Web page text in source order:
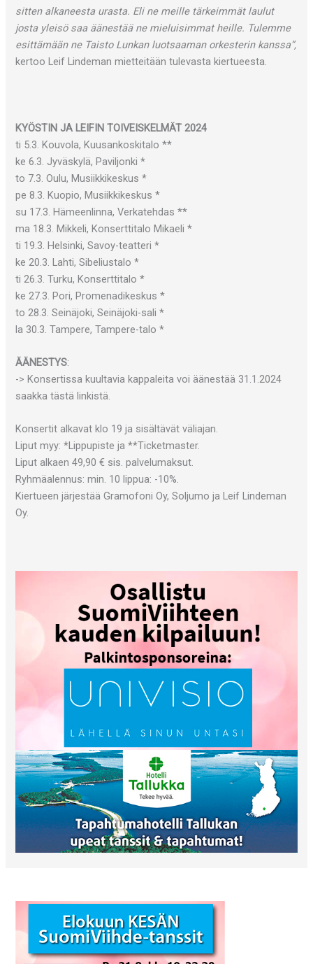
sitten alkaneesta urasta. Eli ne meille tärkeimmät laulut
josta yleisö saa äänestää ne mieluisimmat heille. Tulemme
esittämään ne Taisto Lunkan luotsaaman orkesterin kanssa”,
kertoo Leif Lindeman mietteitään tulevasta kiertueesta.
KYÖSTIN JA LEIFIN TOIVEISKELMÄT 2024
ti 5.3. Kouvola, Kuusankoskitalo **
ke 6.3. Jyväskylä, Paviljonki *
to 7.3. Oulu, Musiikkikeskus *
pe 8.3. Kuopio, Musiikkikeskus *
su 17.3. Hämeenlinna, Verkatehdas **
ma 18.3. Mikkeli, Konserttitalo Mikaeli *
ti 19.3. Helsinki, Savoy-teatteri *
ke 20.3. Lahti, Sibeliustalo *
ti 26.3. Turku, Konserttitalo *
ke 27.3. Pori, Promenadikeskus *
to 28.3. Seinäjoki, Seinäjoki-sali *
la 30.3. Tampere, Tampere-talo *
ÄÄNESTYS:
-> Konsertissa kuultavia kappaleita voi äänestää 31.1.2024
saakka tästä linkistä.
Konsertit alkavat klo 19 ja sisältävät väliajan.
Liput myy: *Lippupiste ja **Ticketmaster.
Liput alkaen 49,90 € sis. palvelumaksut.
Ryhmäalennus: min. 10 lippua: -10%.
Kiertueen järjestää Gramofoni Oy, Soljumo ja Leif Lindeman
Oy.